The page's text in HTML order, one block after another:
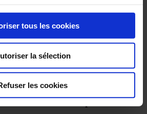
tous les cookies
la sélection
les cookies
. Le sens de la pédagogie avec un plan de
assorti à des sessions de formation sur
la sobriété énergétique, l’économie
sont autant d’éléments qui
votre approche responsable et durable.
d’achats responsables